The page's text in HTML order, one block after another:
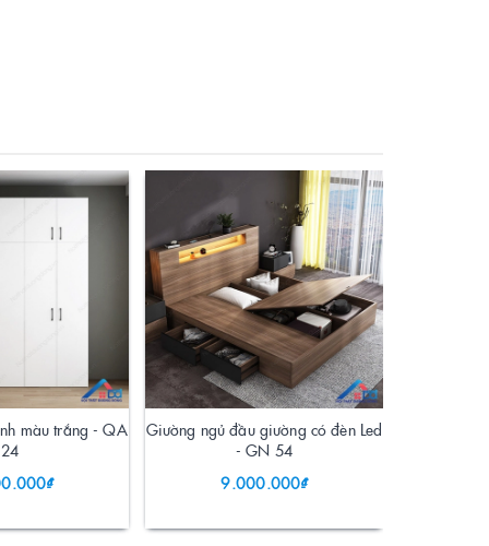
màu trắng - QA
24
Giường ngủ đầu giường có đèn Led
- GN 54
9.000.000₫